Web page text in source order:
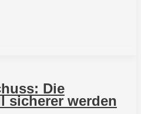
Die
sicherer werden